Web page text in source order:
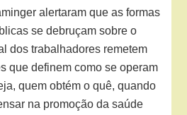
alertaram que as formas
se debruçam sobre o
dos trabalhadores remetem
que definem como se operam
quem obtém o quê, quando
na promoção da saúde